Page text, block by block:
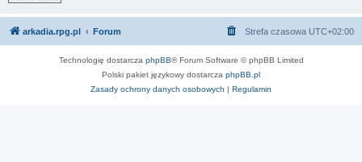
arkadia.rpg.pl Forum Strefa czasowa UTC+02:00
Technologię dostarcza phpBB® Forum Software © phpBB Limited
Polski pakiet językowy dostarcza phpBB.pl
Zasady ochrony danych osobowych | Regulamin